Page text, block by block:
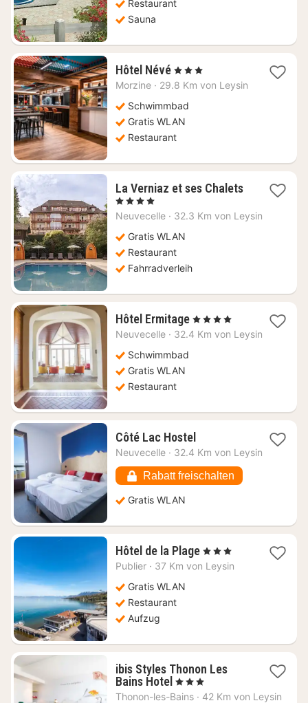
Restaurant
Sauna
Hôtel Névé1
Nacht
194,33
€
, 3 Sterne
Morzine · 29.8 Km von Leysin
Schwimmbad
Gratis WLAN
Restaurant
La Verniaz et ses Chalets
1
Nacht
214,64
€
, 4 Sterne
Neuvecelle · 32.3 Km von Leysin
Gratis WLAN
Restaurant
Fahrradverleih
Hôtel Ermitage1
Nacht
, 4 Sterne
Neuvecelle · 32.4 Km von Leysin
Schwimmbad
Gratis WLAN
Restaurant
Côté Lac Hostel1
Nacht
75,23
€
Neuvecelle · 32.4 Km von Leysin
Rabatt freischalten
Gratis WLAN
Hôtel de la Plage1
Nacht
, 3 Sterne
Publier · 37 Km von Leysin
Gratis WLAN
Restaurant
Aufzug
ibis Styles Thonon Les
Bains Hotel 1
Nacht
, 3 Sterne
Thonon-les-Bains · 42 Km von Leysin